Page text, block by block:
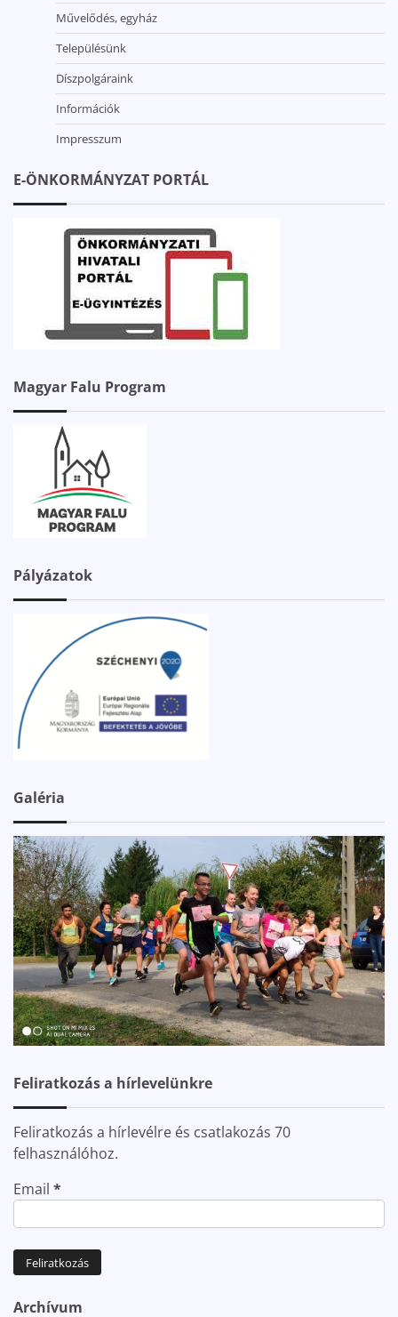
Művelődés, egyház
Településünk
Díszpolgáraink
Információk
Impresszum
E-ÖNKORMÁNYZAT PORTÁL
Magyar Falu Program
Pályázatok
Galéria
Feliratkozás a hírlevelünkre
Feliratkozás a hírlevélre és csatlakozás 70
felhasználóhoz.
Email *
Archívum